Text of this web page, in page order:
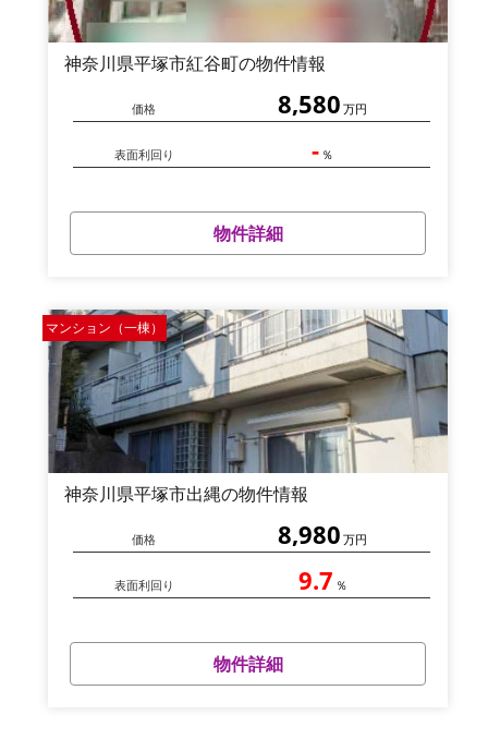
神奈川県平塚市紅谷町の物件情報
価格 8,580 万円
表面利回り - ％
物件詳細
マンション（一棟）
神奈川県平塚市出縄の物件情報
価格 8,980 万円
表面利回り 9.7 ％
物件詳細